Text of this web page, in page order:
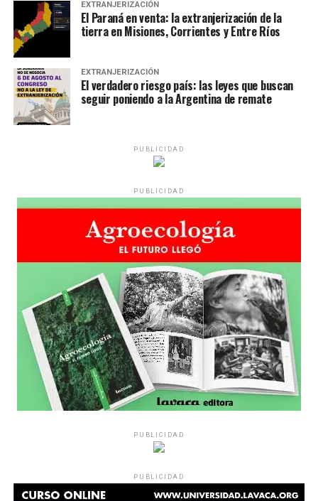
EXTRANJERIZACIÓN
El Paraná en venta: la extranjerización de la
tierra en Misiones, Corrientes y Entre Ríos
EXTRANJERIZACIÓN
El verdadero riesgo país: las leyes que buscan
seguir poniendo a la Argentina de remate
PUBLICIDAD
PUBLICIDAD
PUBLICIDAD
PUBLICIDAD